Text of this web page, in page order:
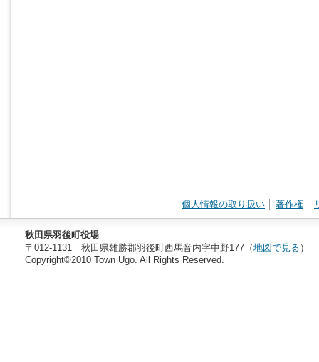
個人情報の取り扱い 著作権
秋田県羽後町役場
〒012-1131 秋田県雄勝郡羽後町西馬音内字中野177（地図で見る ）
Copyright©2010 Town Ugo. All Rights Reserved.